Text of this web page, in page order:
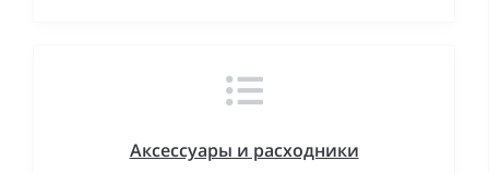
Аксессуары и расходники